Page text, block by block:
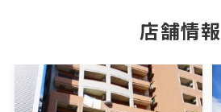
店舗情報